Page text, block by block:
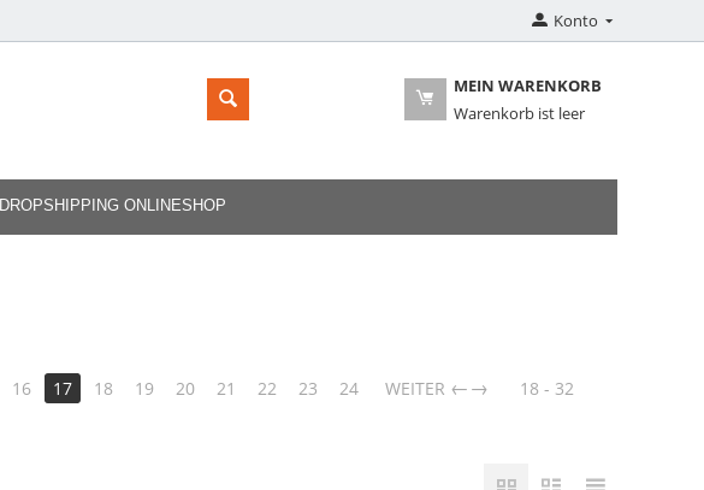
Konto
MEIN WARENKORB
Warenkorb ist leer
DROPSHIPPING ONLINESHOP
16 17 18 19 20 21 22 23 24 WEITER → 18 - 32